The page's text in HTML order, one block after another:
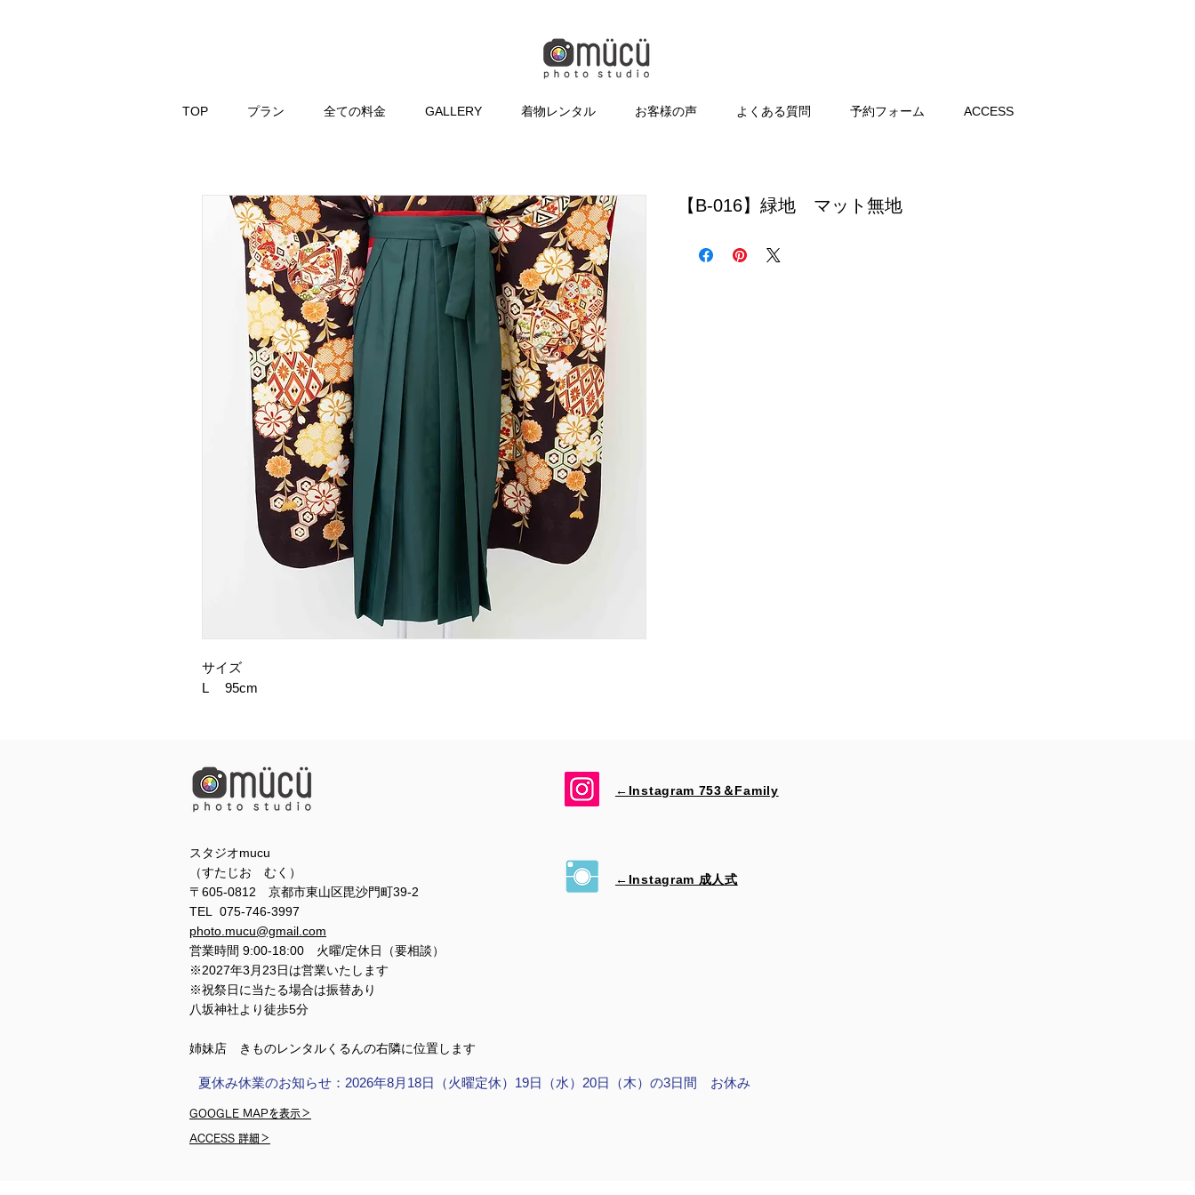
TOP プラン 全ての料金 GALLERY 着物レンタル お客様の声 よくある質問 予約フォーム ACCESS
サイズ
L 95cm
【B-016】緑地 マット無地
←Instagram 753＆​Family
スタジオmucu
（すたじお むく）
〒605-0812 京都市東山区毘沙門町39-2
TEL 075-746-3997
photo.mucu@gmail.com
営業時間 9:00-18:00 火曜/定休日（要相談）
※2027年3月23日は営業いたします
※祝祭日に当たる場合は振替あり
​​八坂神社より徒歩5分
姉妹店 きものレンタルくるんの右隣に位置します
←Instagram 成人式
夏休み休業のお知らせ：2026年8月18日（火曜定休）19日（水）20日（木）の3日間 お休み
GOOGLE MAPを表示＞
ACCESS 詳細＞